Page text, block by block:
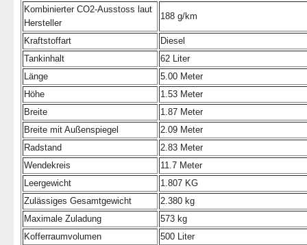
Kombinierter CO2-Ausstoss laut
Hersteller
188 g/km
Kraftstoffart
Diesel
Tankinhalt
62 Liter
Länge
5.00 Meter
Höhe
1.53 Meter
Breite
1.87 Meter
Breite mit Außenspiegel
2.09 Meter
Radstand
2.83 Meter
Wendekreis
11.7 Meter
Leergewicht
1.807 KG
Zulässiges Gesamtgewicht
2.380 kg
Maximale Zuladung
573 kg
Kofferraumvolumen
500 Liter